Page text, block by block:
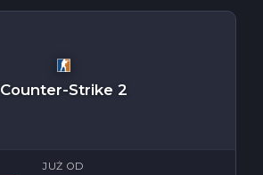
Counter-Strike 2
JUŻ OD